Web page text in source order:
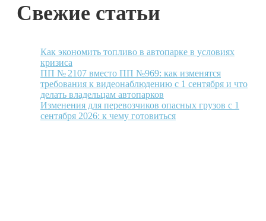
Свежие статьи
Как экономить топливо в автопарке в условиях
кризиса
ПП № 2107 вместо ПП №969: как изменятся
требования к видеонаблюдению с 1 сентября и что
делать владельцам автопарков
Изменения для перевозчиков опасных грузов с 1
сентября 2026: к чему готовиться